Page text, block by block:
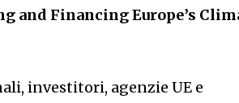
and Financing Europe’s
investitori, agenzie UE e